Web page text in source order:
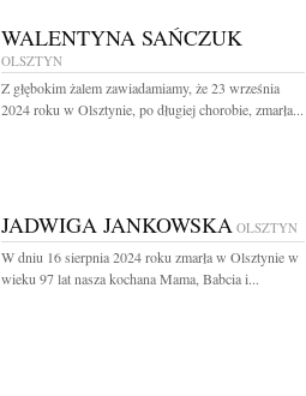
WALENTYNA SAŃCZUK
OLSZTYN
Z głębokim żalem zawiadamiamy, że 23 września
2024 roku w Olsztynie, po długiej chorobie, zmarła...
JADWIGA JANKOWSKA OLSZTYN
W dniu 16 sierpnia 2024 roku zmarła w Olsztynie w
wieku 97 lat nasza kochana Mama, Babcia i...